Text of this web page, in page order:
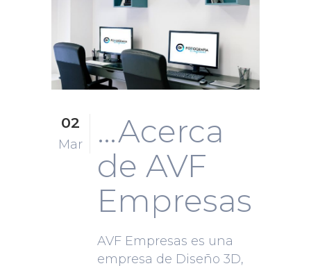
02
Mar
…Acerca
de AVF
Empresas
AVF Empresas es una
empresa de Diseño 3D,